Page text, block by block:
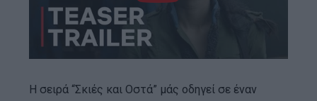
Η σειρά “Σκιές και Οστά” μάς οδηγεί σε έναν